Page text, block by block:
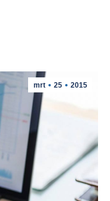
mrt 25 2015